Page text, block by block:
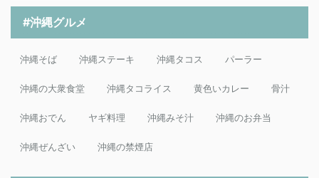
#沖縄グルメ
沖縄そば 沖縄ステーキ 沖縄タコス パーラー
沖縄の大衆食堂 沖縄タコライス 黄色いカレー 骨汁
沖縄おでん ヤギ料理 沖縄みそ汁 沖縄のお弁当
沖縄ぜんざい 沖縄の禁煙店